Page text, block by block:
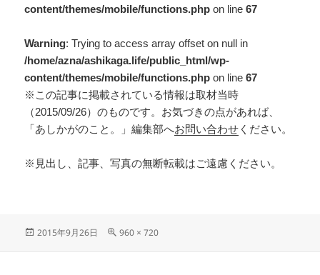
content/themes/mobile/functions.php on line67
Warning: Trying to access array offset on null in
/home/azna/ashikaga.life/public_html/wp-
content/themes/mobile/functions.php on line67
※この記事に掲載されている情報は取材当時
（2015/09/26）のものです。お気づきの点があれば、
「あしかがのこと。」編集部へお問い合わせ ください。
※見出し、記事、写真の無断転載はご遠慮ください。
2015年9月26日 960 × 720